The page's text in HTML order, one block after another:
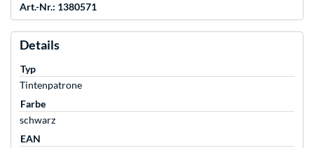
Art.-Nr.: 1380571
Details
Typ
Tintenpatrone
Farbe
schwarz
EAN